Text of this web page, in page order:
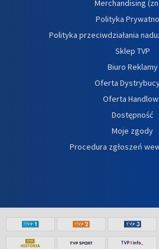
Merchandising
Polityka
Polityka przeciwdziałania
Sklep TVP
Biuro Reklamy
Oferta
Oferta
Dostępność
Moje zgody
Procedura zgłoszeń